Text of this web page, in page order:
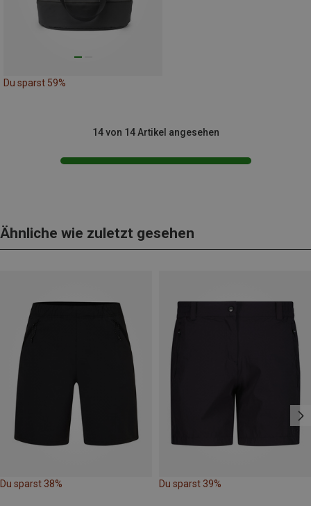
Du sparst 59%
14 von 14 Artikel angesehen
Ähnliche wie zuletzt gesehen
Du sparst 38% Du sparst 39%